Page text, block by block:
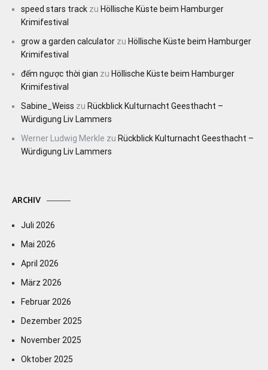
speed stars track zu Höllische Küste beim Hamburger
Krimifestival
grow a garden calculator zu Höllische Küste beim Hamburger
Krimifestival
đếm ngược thời gian zu Höllische Küste beim Hamburger
Krimifestival
Sabine_Weiss zu Rückblick Kulturnacht Geesthacht –
Würdigung Liv Lammers
Werner Ludwig Merkle zu Rückblick Kulturnacht Geesthacht –
Würdigung Liv Lammers
ARCHIV
Juli 2026
Mai 2026
April 2026
März 2026
Februar 2026
Dezember 2025
November 2025
Oktober 2025